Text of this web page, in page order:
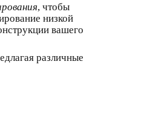
, чтобы
низкой
вашего
различные